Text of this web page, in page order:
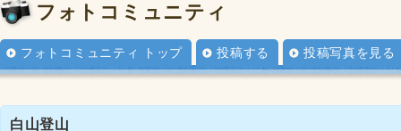
フォトコミュニティ
フォトコミュニティ トップ 投稿する 投稿写真を見る
白山登山